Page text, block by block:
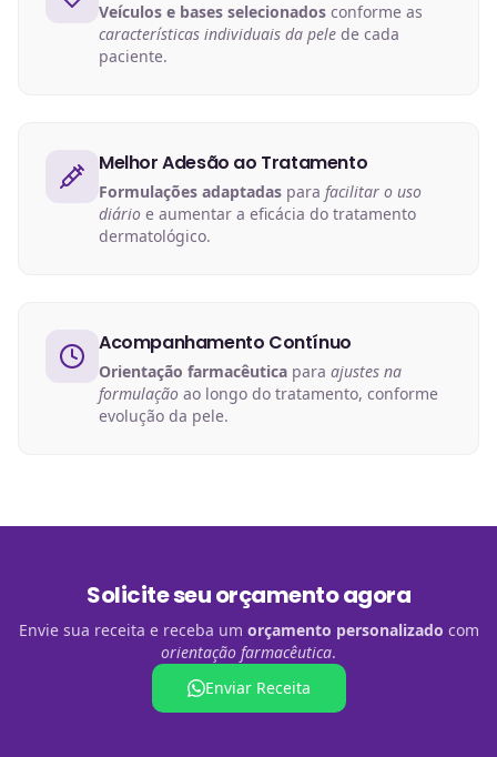
Veículos e bases selecionados conforme as
características individuais da pele de cada
paciente.
Melhor Adesão ao Tratamento
Formulações adaptadas para facilitar o uso
diário e aumentar a eficácia do tratamento
dermatológico.
Acompanhamento Contínuo
Orientação farmacêutica para ajustes na
formulação ao longo do tratamento, conforme
evolução da pele.
Solicite seu orçamento agora
Envie sua receita e receba um orçamento personalizado com
orientação farmacêutica.
Enviar Receita